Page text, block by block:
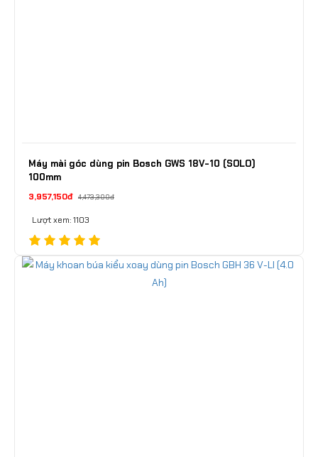
Máy mài góc dùng pin Bosch GWS 18V-10 (SOLO)
100mm
3,957,150đ 4,473,300đ
Lượt xem: 1103